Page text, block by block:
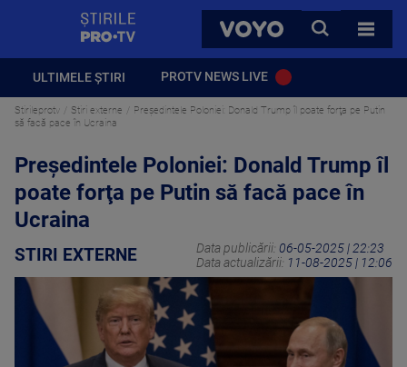
VOYO
CAUTA
TOATE
ULTIMELE ȘTIRI PROTV NEWS LIVE
Stirileprotv Stiri externe
Preşedintele Poloniei: Donald Trump îl poate forţa pe Putin
să facă pace în Ucraina
Preşedintele Poloniei: Donald Trump îl
poate forţa pe Putin să facă pace în
Ucraina
STIRI EXTERNE Data publicării: 06-05-2025 | 22:23
Data actualizării: 11-08-2025 | 12:06